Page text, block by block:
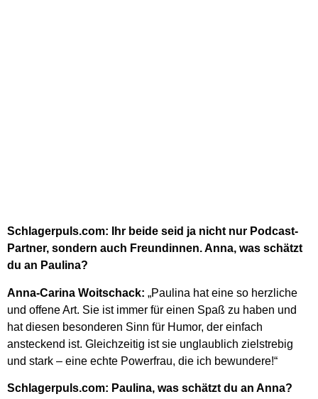
Schlagerpuls.com: Ihr beide seid ja nicht nur Podcast-
Partner, sondern auch Freundinnen. Anna, was schätzt
du an Paulina?
Anna-Carina Woitschack: „Paulina hat eine so herzliche
und offene Art. Sie ist immer für einen Spaß zu haben und
hat diesen besonderen Sinn für Humor, der einfach
ansteckend ist. Gleichzeitig ist sie unglaublich zielstrebig
und stark – eine echte Powerfrau, die ich bewundere!“
Schlagerpuls.com: Paulina, was schätzt du an Anna?